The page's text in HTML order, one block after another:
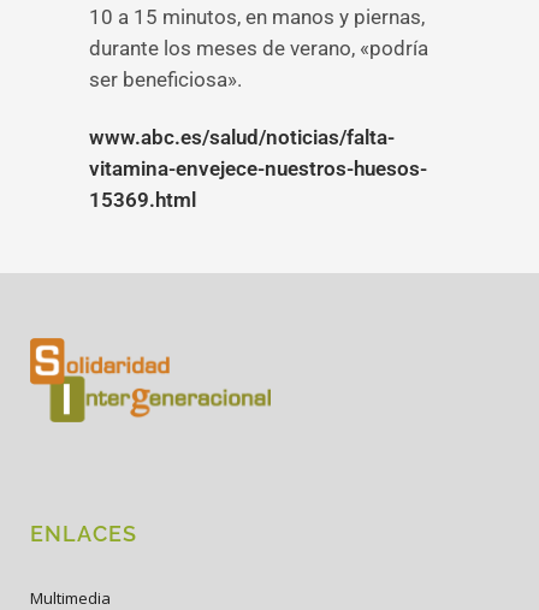
10 a 15 minutos, en manos y piernas,
durante los meses de verano, «podría
ser beneficiosa».
www.abc.es/salud/noticias/falta-
vitamina-envejece-nuestros-huesos-
15369.html
ENLACES
Multimedia